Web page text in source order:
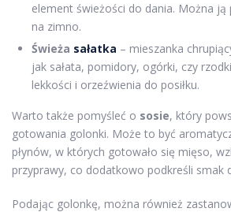
element świeżości do dania. Można ją
na zimno.
Świeża sałatka – mieszanka
jak sałata, pomidory, ogórki, czy
lekkości i orzeźwienia do posiłku.
Warto także pomyśleć o sosie, który
gotowania golonki. Może to być
płynów, w których gotowało się mięso,
przyprawy, co dodatkowo podkreśli smak
Podając golonkę, można również